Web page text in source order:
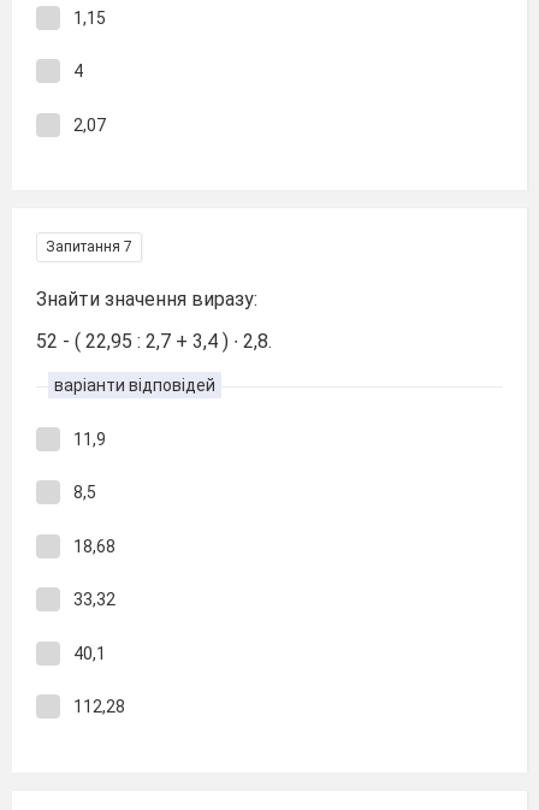
1,15
4
2,07
Запитання 7
Знайти значення виразу:
52 - ( 22,95 : 2,7 + 3,4 ) ∙ 2,8.
варіанти відповідей
11,9
8,5
18,68
33,32
40,1
112,28